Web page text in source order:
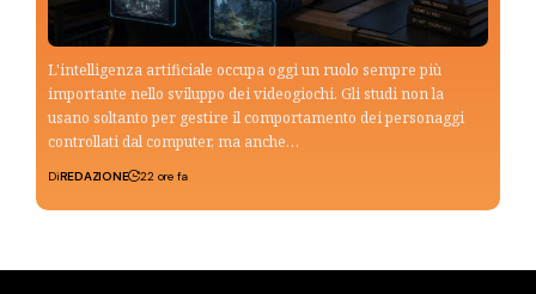
L'intelligenza artificiale occupa oggi un ruolo sempre più
importante nello sviluppo dei videogiochi. Gli studi non la
usano soltanto per gestire il comportamento dei personaggi
controllati dal computer, ma anche…
DiREDAZIONE 22 ore fa